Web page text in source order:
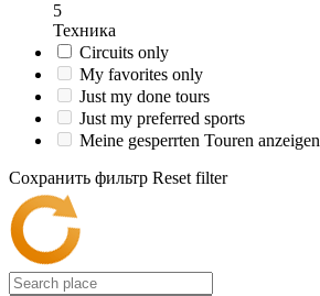
5
Техника
Circuits only
My favorites only
Just my done tours
Just my preferred sports
Meine gesperrten Touren anzeigen
Сохранить фильтр Reset filter